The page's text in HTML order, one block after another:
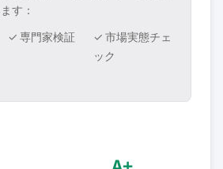
す：
✓ 専門家検証
✓ 市場実態チェ
ック